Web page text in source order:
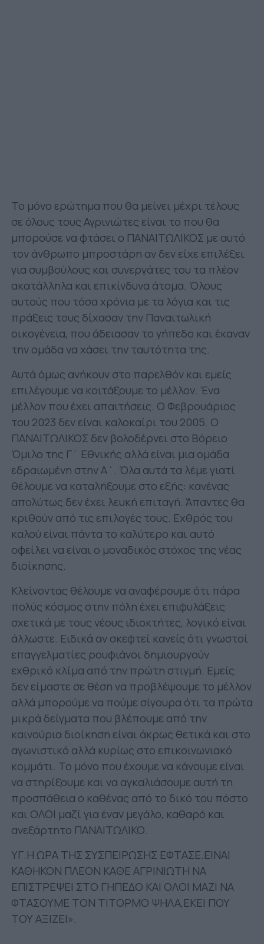
Το μόνο ερώτημα που θα μείνει μέχρι τέλους
σε όλους τους Αγρινιώτες είναι το που θα
μπορούσε να φτάσει ο ΠΑΝΑΙΤΩΛΙΚΟΣ με αυτό
τον άνθρωπο μπροστάρη αν δεν είχε επιλέξει
για συμβούλους και συνεργάτες του τα πλέον
ακατάλληλα και επικίνδυνα άτομα. Όλους
αυτούς που τόσα χρόνια με τα λόγια και τις
πράξεις τους δίχασαν την Παναιτωλική
οικογένεια, που άδειασαν το γήπεδο και έκαναν
την ομάδα να χάσει την ταυτότητα της.
Αυτά όμως ανήκουν στο παρελθόν και εμείς
επιλέγουμε να κοιτάξουμε το μέλλον. Ένα
μέλλον που έχει απαιτήσεις. Ο Φεβρουάριος
του 2023 δεν είναι καλοκαίρι του 2005. Ο
ΠΑΝΑΙΤΩΛΙΚΟΣ δεν βολοδέρνει στο Βόρειο
Όμιλο της Γ΄ Εθνικής αλλά είναι μια ομάδα
εδραιωμένη στην Α΄. Όλα αυτά τα λέμε γιατί
θέλουμε να καταλήξουμε στο εξής: κανένας
απολύτως δεν έχει λευκή επιταγή. Άπαντες θα
κριθούν από τις επιλογές τους. Εχθρός του
καλού είναι πάντα το καλύτερο και αυτό
οφείλει να είναι ο μοναδικός στόχος της νέας
διοίκησης.
Κλείνοντας θέλουμε να αναφέρουμε ότι πάρα
πολύς κόσμος στην πόλη έχει επιφυλάξεις
σχετικά με τους νέους ιδιοκτήτες, λογικό είναι
άλλωστε. Ειδικά αν σκεφτεί κανείς ότι γνωστοί
επαγγελματίες ρουφιάνοι δημιουργούν
εχθρικό κλίμα από την πρώτη στιγμή. Εμείς
δεν είμαστε σε θέση να προβλέψουμε το μέλλον
αλλά μπορούμε να πούμε σίγουρα ότι τα πρώτα
μικρά δείγματα που βλέπουμε από την
καινούρια διοίκηση είναι άκρως θετικά και στο
αγωνιστικό αλλά κυρίως στο επικοινωνιακό
κομμάτι. Το μόνο που έχουμε να κάνουμε είναι
να στηρίξουμε και να αγκαλιάσουμε αυτή τη
προσπάθεια ο καθένας από το δικό του πόστο
και ΟΛΟΙ μαζί για έναν μεγάλο, καθαρό και
ανεξάρτητο ΠΑΝΑΙΤΩΛΙΚΟ.
ΥΓ.Η ΩΡΑ ΤΗΣ ΣΥΣΠΕΙΡΩΣΗΣ ΕΦΤΑΣΕ.ΕΙΝΑΙ
ΚΑΘΗΚΟΝ ΠΛΕΟΝ ΚΑΘΕ ΑΓΡΙΝΙΩΤΗ ΝΑ
ΕΠΙΣΤΡΕΨΕΙ ΣΤΟ ΓΗΠΕΔΟ ΚΑΙ ΟΛΟΙ ΜΑΖΙ ΝΑ
ΦΤΑΣΟΥΜΕ ΤΟΝ ΤΙΤΟΡΜΟ ΨΗΛΑ,ΕΚΕΙ ΠΟΥ
ΤΟΥ ΑΞΙΖΕΙ».